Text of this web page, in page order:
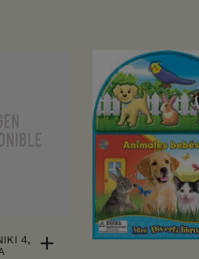
4,